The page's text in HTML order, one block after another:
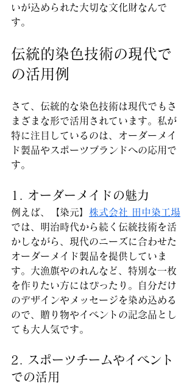
いが込められた大切な文化財なんで
す。
伝統的染色技術の現代で
の活用例
さて、伝統的な染色技術は現代でもさ
まざまな形で活用されています。私が
特に注目しているのは、オーダーメイ
ド製品やスポーツブランドへの応用で
す。
1. オーダーメイドの魅力
例えば、【染元】 株式会社 田中染工場
では、明治時代から続く伝統技術を活
かしながら、現代のニーズに合わせた
オーダーメイド製品を提供していま
す。大漁旗やのれんなど、特別な一枚
を作りたい方にはぴったり。自分だけ
のデザインやメッセージを染め込める
ので、贈り物やイベントの記念品とし
ても大人気です。
2. スポーツチームやイベント
での活用